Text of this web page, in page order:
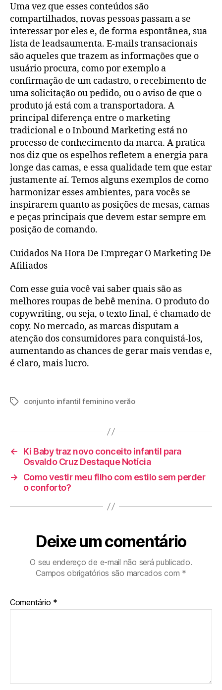
Uma vez que esses conteúdos são
compartilhados, novas pessoas passam a se
interessar por eles e, de forma espontânea, sua
lista de leadsaumenta. E-mails transacionais
são aqueles que trazem as informações que o
usuário procura, como por exemplo a
confirmação de um cadastro, o recebimento de
uma solicitação ou pedido, ou o aviso de que o
produto já está com a transportadora. A
principal diferença entre o marketing
tradicional e o Inbound Marketing está no
processo de conhecimento da marca. A pratica
nos diz que os espelhos refletem a energia para
longe das camas, e essa qualidade tem que estar
justamente aí. Temos alguns exemplos de como
harmonizar esses ambientes, para vocês se
inspirarem quanto as posições de mesas, camas
e peças principais que devem estar sempre em
posição de comando.
Cuidados Na Hora De Empregar O Marketing De
Afiliados
Com esse guia você vai saber quais são as
melhores roupas de bebê menina. O produto do
copywriting, ou seja, o texto final, é chamado de
copy. No mercado, as marcas disputam a
atenção dos consumidores para conquistá-los,
aumentando as chances de gerar mais vendas e,
é claro, mais lucro.
Tagsconjunto infantil feminino verăo
←
Ki Baby traz novo conceito infantil para
Osvaldo Cruz Destaque Notícia
→
Como vestir meu filho com estilo sem perder
o conforto?
Deixe um comentário
O seu endereço de e-mail não será publicado.
Campos obrigatórios são marcados com *
Comentário *